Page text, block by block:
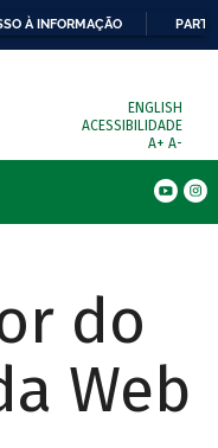
À INFORMAÇÃO
ENGLISH
ACESSIBILIDADE
A+ A-
do
Web